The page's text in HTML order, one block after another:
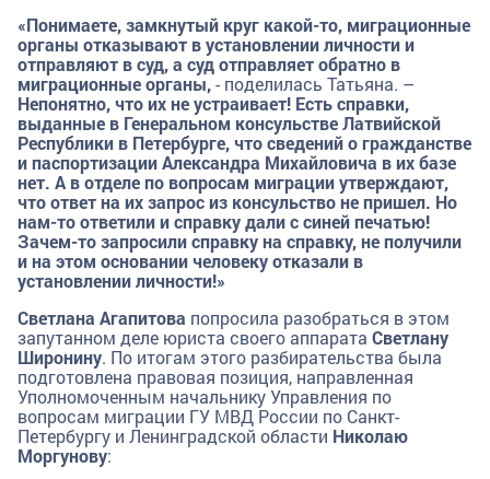
«Понимаете, замкнутый круг какой-то, миграционные
органы отказывают в установлении личности и
отправляют в суд, а суд отправляет обратно в
миграционные органы,- поделилась Татьяна. –
Непонятно, что их не устраивает! Есть справки,
выданные в Генеральном консульстве Латвийской
Республики в Петербурге, что сведений о гражданстве
и паспортизации Александра Михайловича в их базе
нет. А в отделе по вопросам миграции утверждают,
что ответ на их запрос из консульство не пришел. Но
нам-то ответили и справку дали с синей печатью!
Зачем-то запросили справку на справку, не получили
и на этом основании человеку отказали в
установлении личности!»
Светлана Агапитова попросила разобраться в этом
запутанном деле юриста своего аппарата Светлану
Широнину. По итогам этого разбирательства была
подготовлена правовая позиция, направленная
Уполномоченным начальнику Управления по
вопросам миграции ГУ МВД России по Санкт-
Петербургу и Ленинградской области Николаю
Моргунову: